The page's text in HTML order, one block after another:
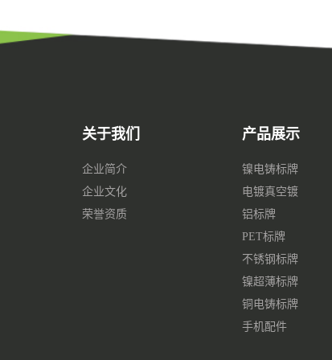
关于我们
企业简介
企业文化
荣誉资质
产品展示
镍电铸标牌
电镀真空镀
铝标牌
PET标牌
不锈钢标牌
镍超薄标牌
铜电铸标牌
手机配件